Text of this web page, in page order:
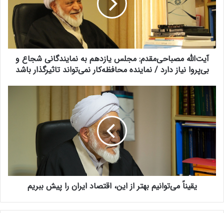
ل
ل
ه
م
ص
ی‌
م
د
م
ج
ل
ا
آیت‌الله مصباحی‌مقدم: مجلس یازدهم به نمایندگانی شجاع و
بی‌پروا نیاز دارد / نماینده محافظه‌کار نمی‌تواند تاثیرگذار باشد
ی
ق
ی
ن
ت
و
یقیناً می‌توانیم بهتر از این، اقتصاد ایران را پیش ببریم